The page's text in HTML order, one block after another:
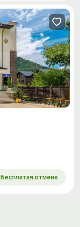
Бесплатая отмена